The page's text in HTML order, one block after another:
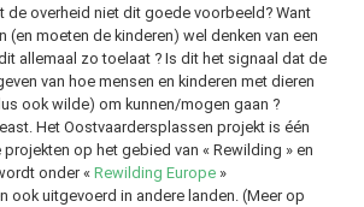
de overheid niet dit goede voorbeeld? Want
(en moeten de kinderen) wel denken van een
allemaal zo toelaat ? Is dit het signaal dat de
van hoe mensen en kinderen met dieren
ook wilde) om kunnen/mogen gaan ?
Het Oostvaardersplassen projekt is één
projekten op het gebied van « Rewilding » en
onder «Rewilding Europe »
ook uitgevoerd in andere landen. (Meer op